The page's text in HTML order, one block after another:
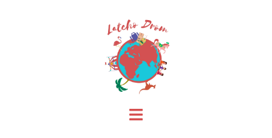
Toggle